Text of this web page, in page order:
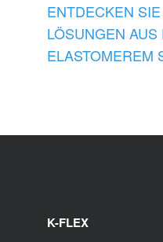
ENTDECKEN
LÖSUNGEN
ELASTOMEREM
K-FLEX